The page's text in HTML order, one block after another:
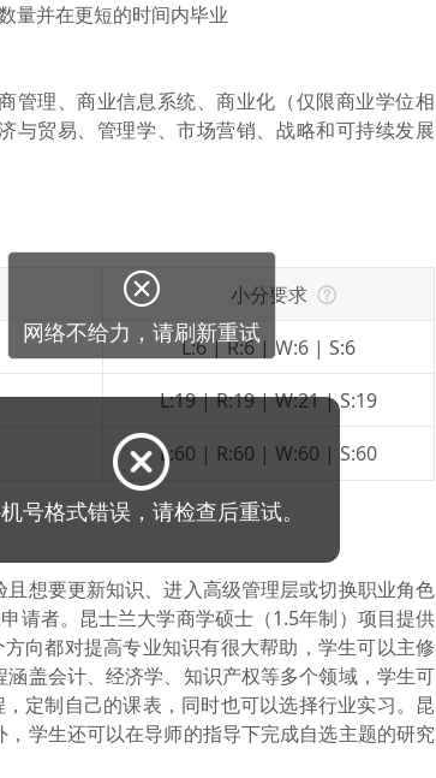
量并在更短的时间内毕业
管理、商业信息系统、商业化（仅限商业学位相
与贸易、管理学、市场营销、战略和可持续发展
小分要求
L:6 | R:6 | W:6 | S:6
L:19 | R:19 | W:21 | S:19
L:60 | R:60 | W:60 | S:60
想要更新知识、进入高级管理层或切换职业角色
请者。昆士兰大学商学硕士（1.5年制）项目提供
向都对提高专业知识有很大帮助，学生可以主修
盖会计、经济学、知识产权等多个领域，学生可
定制自己的课表，同时也可以选择行业实习。昆
学生还可以在导师的指导下完成自选主题的研究
号格式错误，请检查后重试。